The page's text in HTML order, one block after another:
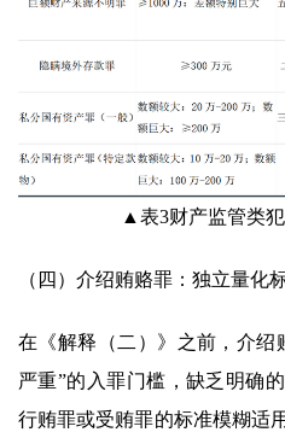
▲表3财产监管类
（四）介绍贿赂罪：独立量化
在《解释（二）》之前，介绍
严重”的入罪门槛，缺乏明确
行贿罪或受贿罪的标准模糊适